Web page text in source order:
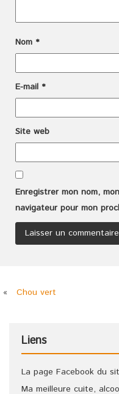
Nom *
E-mail *
Site web
Enregistrer mon nom,
navigateur pour mon
« Chou vert
Liens
La page Facebook du
Ma meilleure cuite,